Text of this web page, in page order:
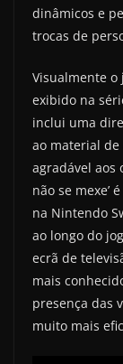
dinâmicos e
trocas de
Visualmente
exibido na
inclui uma
ao material
agradável aos
não se mexe’
na Nintendo
ao longo do
ecrã de
mais
presença das
muito mais